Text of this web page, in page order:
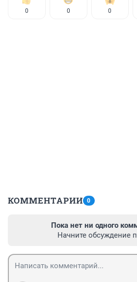
0 0 0
КОММЕНТАРИИ 0
Пока нет ни одного
Начните обсуждение